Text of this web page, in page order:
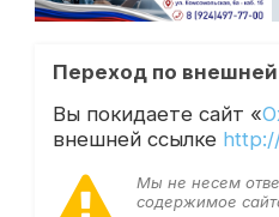
Переход по
Вы покидаете сайт «
внешней ссылке
Мы не несем
содержимое